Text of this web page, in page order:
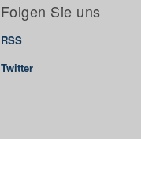
Folgen Sie uns
RSS
Twitter